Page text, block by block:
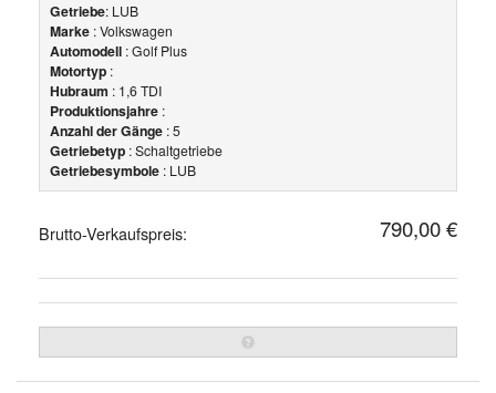
Getriebe: LUB
Marke : Volkswagen
Automodell : Golf Plus
Motortyp :
Hubraum : 1,6 TDI
Produktionsjahre :
Anzahl der Gänge : 5
Getriebetyp : Schaltgetriebe
Getriebesymbole : LUB
Brutto-Verkaufspreis: 790,00 €